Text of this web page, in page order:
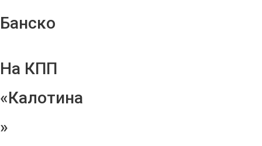
Банско
На КПП
«Калотина
»